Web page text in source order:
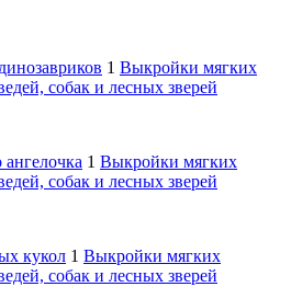
1 Выкройки мягких
собак и лесных зверей
1 Выкройки мягких
собак и лесных зверей
кукол 1 Выкройки мягких
собак и лесных зверей